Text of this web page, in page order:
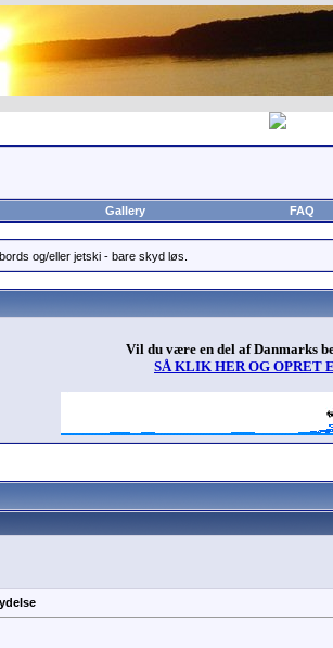
Gallery FAQ
og/eller jetski - bare skyd løs.
Vil du være en del af Danmarks
SÅ KLIK HER OG OPRET